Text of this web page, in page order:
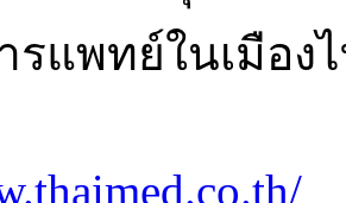
แพทย์ในเมือง